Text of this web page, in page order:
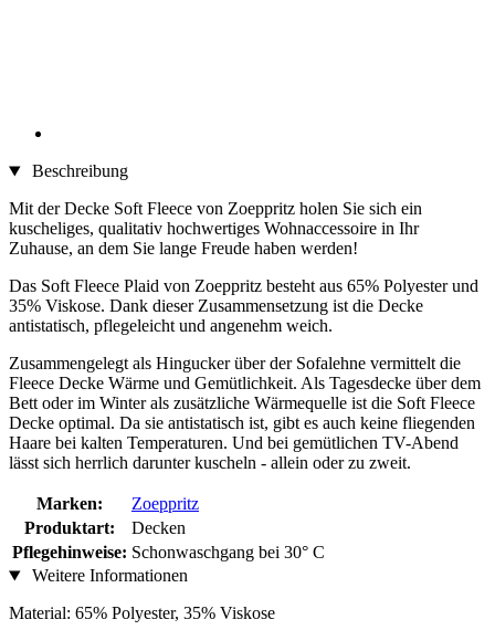
Beschreibung
Mit der Decke Soft Fleece von Zoeppritz holen Sie sich ein
kuscheliges, qualitativ hochwertiges Wohnaccessoire in Ihr
Zuhause, an dem Sie lange Freude haben werden!
Das Soft Fleece Plaid von Zoeppritz besteht aus 65% Polyester und
35% Viskose. Dank dieser Zusammensetzung ist die Decke
antistatisch, pflegeleicht und angenehm weich.
Zusammengelegt als Hingucker über der Sofalehne vermittelt die
Fleece Decke Wärme und Gemütlichkeit. Als Tagesdecke über dem
Bett oder im Winter als zusätzliche Wärmequelle ist die Soft Fleece
Decke optimal. Da sie antistatisch ist, gibt es auch keine fliegenden
Haare bei kalten Temperaturen. Und bei gemütlichen TV-Abend
lässt sich herrlich darunter kuscheln - allein oder zu zweit.
Marken:
Zoeppritz
Produktart:
Decken
Pflegehinweise: Schonwaschgang bei 30° C
Weitere Informationen
Material: 65% Polyester, 35% Viskose